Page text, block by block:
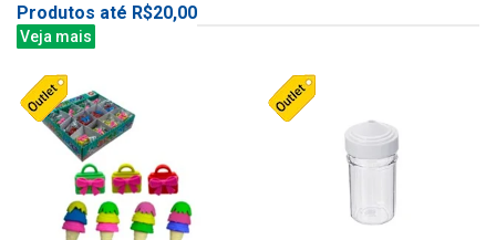
Produtos até R$20,00
Veja mais